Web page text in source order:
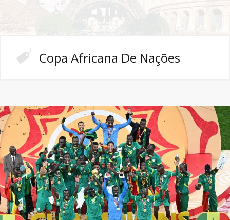
Copa Africana De Nações